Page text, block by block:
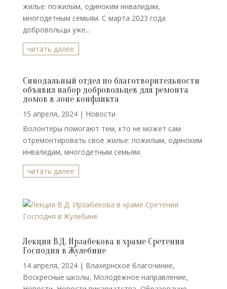
жилье: пожилым, одиноким инвалидам,
многодетным семьям. С марта 2023 года
добровольцы уже...
читать далее
Синодальный отдел по благотворительности
объявил набор добровольцев для ремонта
домов в зоне конфликта
15 апреля, 2024| Новости
Волонтеры помогают тем, кто не может сам
отремонтировать свое жилье: пожилым, одиноким
инвалидам, многодетным семьям.
читать далее
Лекция В.Д. Ирзабекова в храме Сретения
Господня в Жулебине
14 апреля, 2024| Влахернское благочиние,
Воскресные школы, Молодёжное направление,